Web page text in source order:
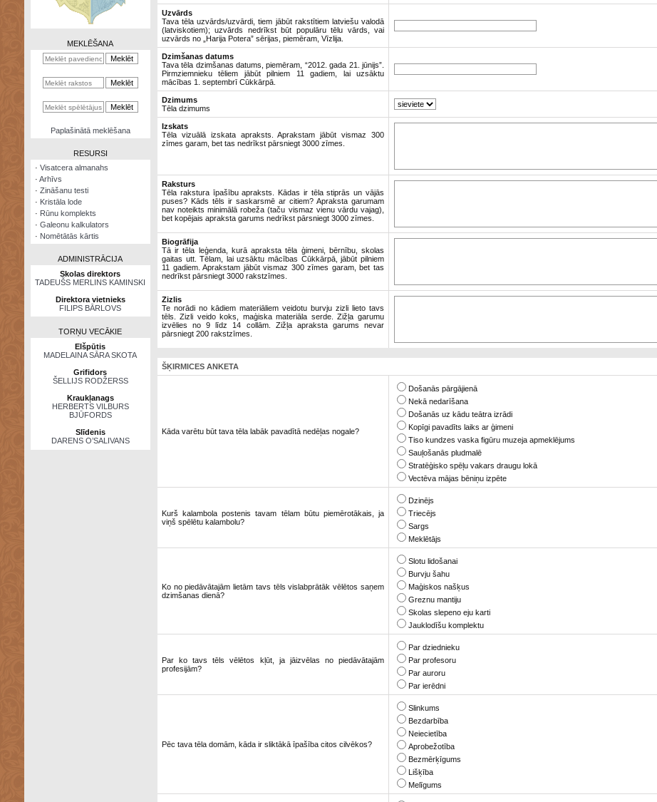
kalkulators
MEKLĒŠANA
Paplašinātā meklēšana
RESURSI
· Visatcera almanahs
· Arhīvs
· Zināšanu testi
· Kristāla lode
· Rūnu komplekts
· Galeonu kalkulators
· Nomētātās kārtis
ADMINISTRĀCIJA
Skolas direktors
TADEUŠS MERLINS KAMINSKI
Direktora vietnieks
FILIPS BĀRLOVS
TORŅU VECĀKIE
Elšpūtis
MADELAINA SĀRA SKOTA
Grifidors
ŠELLIJS RODŽERSS
Kraukļanags
HERBERTS VILBURS
BJŪFORDS
Slīdenis
DARENS O’SALIVANS
Uzvārds
Tava tēla uzvārds/uzvārdi, tiem jābūt rakstītiem latviešu valodā
(latviskotiem); uzvārds nedrīkst būt populāru tēlu vārds, vai
uzvārds no „Harija Potera” sērijas, piemēram, Vīzlija.
Dzimšanas datums
Tava tēla dzimšanas datums, piemēram, “2012. gada 21. jūnijs”.
Pirmziemnieku tēliem jābūt pilniem 11 gadiem, lai uzsāktu
mācības 1. septembrī Cūkkārpā.
Dzimums
Tēla dzimums
Izskats
Tēla vizuālā izskata apraksts. Aprakstam jābūt vismaz 300
zīmes garam, bet tas nedrīkst pārsniegt 3000 zīmes.
Raksturs
Tēla rakstura īpašību apraksts. Kādas ir tēla stiprās un vājās
puses? Kāds tēls ir saskarsmē ar citiem? Apraksta garumam
nav noteikts minimālā robeža (taču vismaz vienu vārdu vajag),
bet kopējais apraksta garums nedrīkst pārsniegt 3000 zīmes.
Biogrāfija
Tā ir tēla leģenda, kurā apraksta tēla ģimeni, bērnību, skolas
gaitas utt. Tēlam, lai uzsāktu mācības Cūkkārpā, jābūt pilniem
11 gadiem. Aprakstam jābūt vismaz 300 zīmes garam, bet tas
nedrīkst pārsniegt 3000 rakstzīmes.
Zizlis
Te norādi no kādiem materiāliem veidotu burvju zizli lieto tavs
tēls. Zizli veido koks, maģiska materiāla serde. Zižļa garumu
izvēlies no 9 līdz 14 collām. Zižļa apraksta garums nevar
pārsniegt 200 rakstzīmes.
ŠĶIRMICES ANKETA
Kāda varētu būt tava tēla labāk pavadītā nedēļas nogale?
Došanās pārgājienā
Nekā nedarīšana
Došanās uz kādu teātra izrādi
Kopīgi pavadīts laiks ar ģimeni
Tiso kundzes vaska figūru muzeja apmeklējums
Sauļošanās pludmalē
Stratēģisko spēļu vakars draugu lokā
Vectēva mājas bēniņu izpēte
Kurš kalambola postenis tavam tēlam būtu piemērotākais, ja
viņš spēlētu kalambolu?
Dzinējs
Triecējs
Sargs
Meklētājs
Ko no piedāvātajām lietām tavs tēls vislabprātāk vēlētos saņem
dzimšanas dienā?
Slotu lidošanai
Burvju šahu
Maģiskos našķus
Greznu mantiju
Skolas slepeno eju karti
Jauklodīšu komplektu
Par ko tavs tēls vēlētos kļūt, ja jāizvēlas no piedāvātajām
profesijām?
Par dziednieku
Par profesoru
Par auroru
Par ierēdni
Pēc tava tēla domām, kāda ir sliktākā īpašība citos cilvēkos?
Slinkums
Bezdarbība
Neiecietība
Aprobežotība
Bezmērķīgums
Lišķība
Melīgums